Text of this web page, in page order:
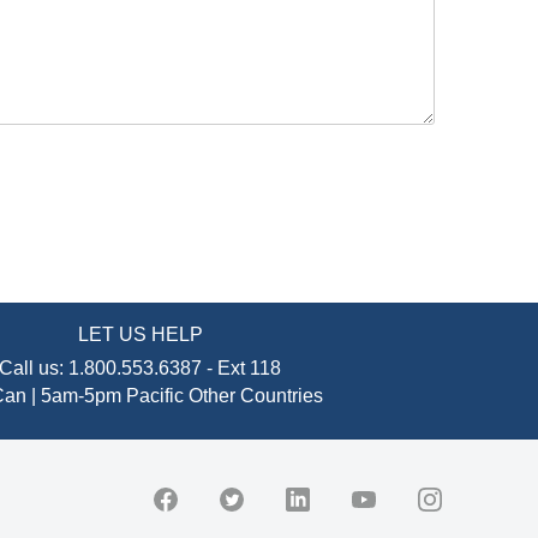
LET US HELP
Call us: 1.800.553.6387 - Ext 118
| 5am-5pm Pacific Other Countries